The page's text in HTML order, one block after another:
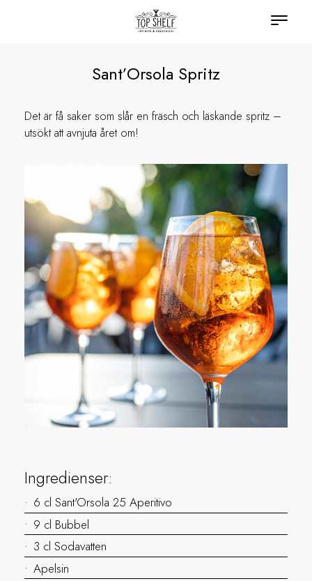
Sant’Orsola Spritz
Det är få saker som slår en fräsch och läskande spritz –
utsökt att avnjuta året om!
Ingredienser:
6 cl Sant'Orsola 25 Aperitivo
9 cl Bubbel
3 cl Sodavatten
Apelsin